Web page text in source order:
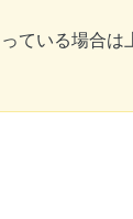
ている場合は